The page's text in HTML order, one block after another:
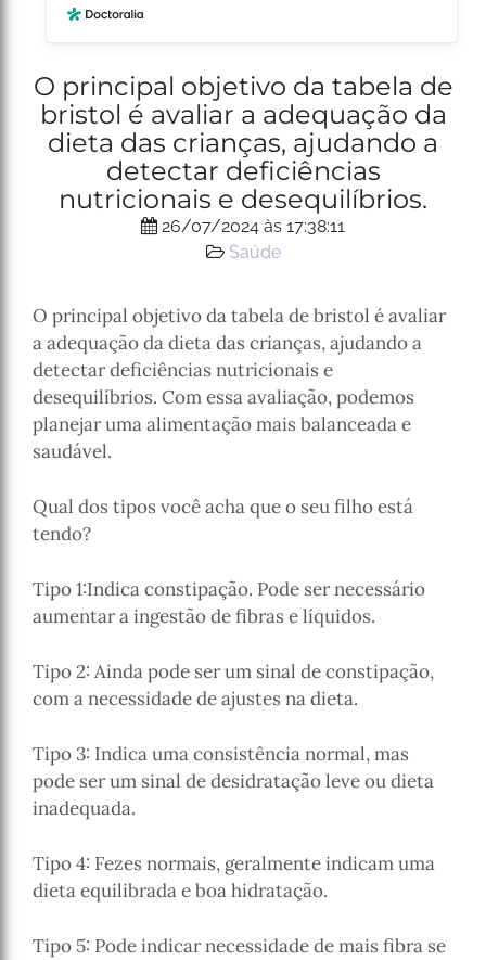
O principal objetivo da tabela de
bristol é avaliar a adequação da
dieta das crianças, ajudando a
detectar deficiências
nutricionais e desequilíbrios.
26/07/2024 às 17:38:11
Saúde
O principal objetivo da tabela de bristol é avaliar
a adequação da dieta das crianças, ajudando a
detectar deficiências nutricionais e
desequilíbrios. Com essa avaliação, podemos
planejar uma alimentação mais balanceada e
saudável.
Qual dos tipos você acha que o seu filho está
tendo?
Tipo 1:Indica constipação. Pode ser necessário
aumentar a ingestão de fibras e líquidos.
Tipo 2: Ainda pode ser um sinal de constipação,
com a necessidade de ajustes na dieta.
Tipo 3: Indica uma consistência normal, mas
pode ser um sinal de desidratação leve ou dieta
inadequada.
Tipo 4: Fezes normais, geralmente indicam uma
dieta equilibrada e boa hidratação.
Tipo 5: Pode indicar necessidade de mais fibra se